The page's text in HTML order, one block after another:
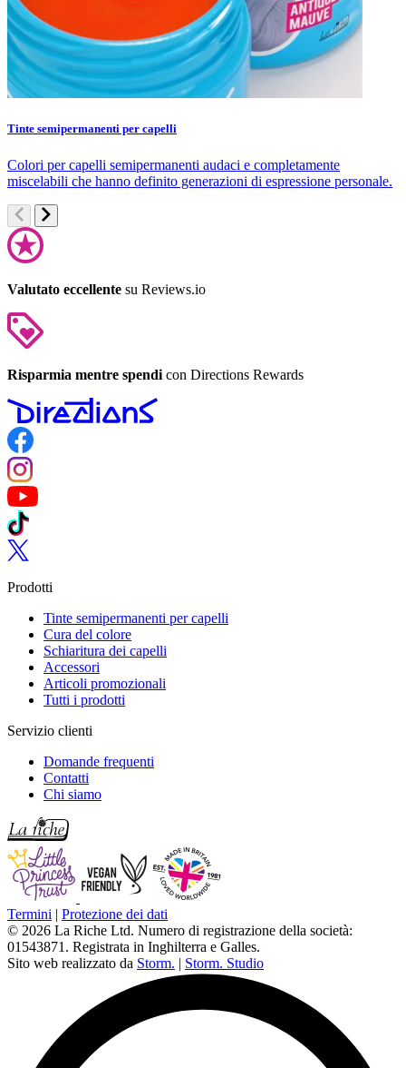
Tinte semipermanenti per capelli
Colori per capelli semipermanenti audaci e completamente
miscelabili che hanno definito generazioni di espressione personale.
Valutato eccellente su Reviews.io
Risparmia mentre spendi con Directions Rewards
Follow us on Facebook
Follow us on Instagram
Follow us on YouTube
Follow us on TikTok
Follow us on Twitter
Prodotti
Tinte semipermanenti per capelli
Cura del colore
Schiaritura dei capelli
Accessori
Articoli promozionali
Tutti i prodotti
Servizio clienti
Domande frequenti
Contatti
Chi siamo
Termini | Protezione dei dati
© 2026 La Riche Ltd. Numero di registrazione della società:
01543871. Registrata in Inghilterra e Galles.
Sito web realizzato da Storm. | Storm. Studio